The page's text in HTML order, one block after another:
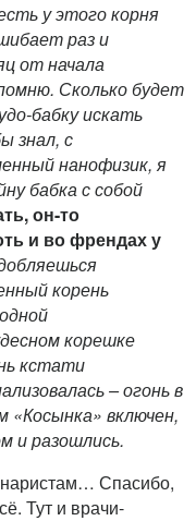
у этого корня
раз и
от начала
Сколько будет
бабку искать
знал, с
нанофизик, я
бабка с собой
он-то
и во френдах у
корень
корешке
кстати
– огонь в
«Косынка» включен,
и разошлись.
Спасибо,
Тут и врачи-